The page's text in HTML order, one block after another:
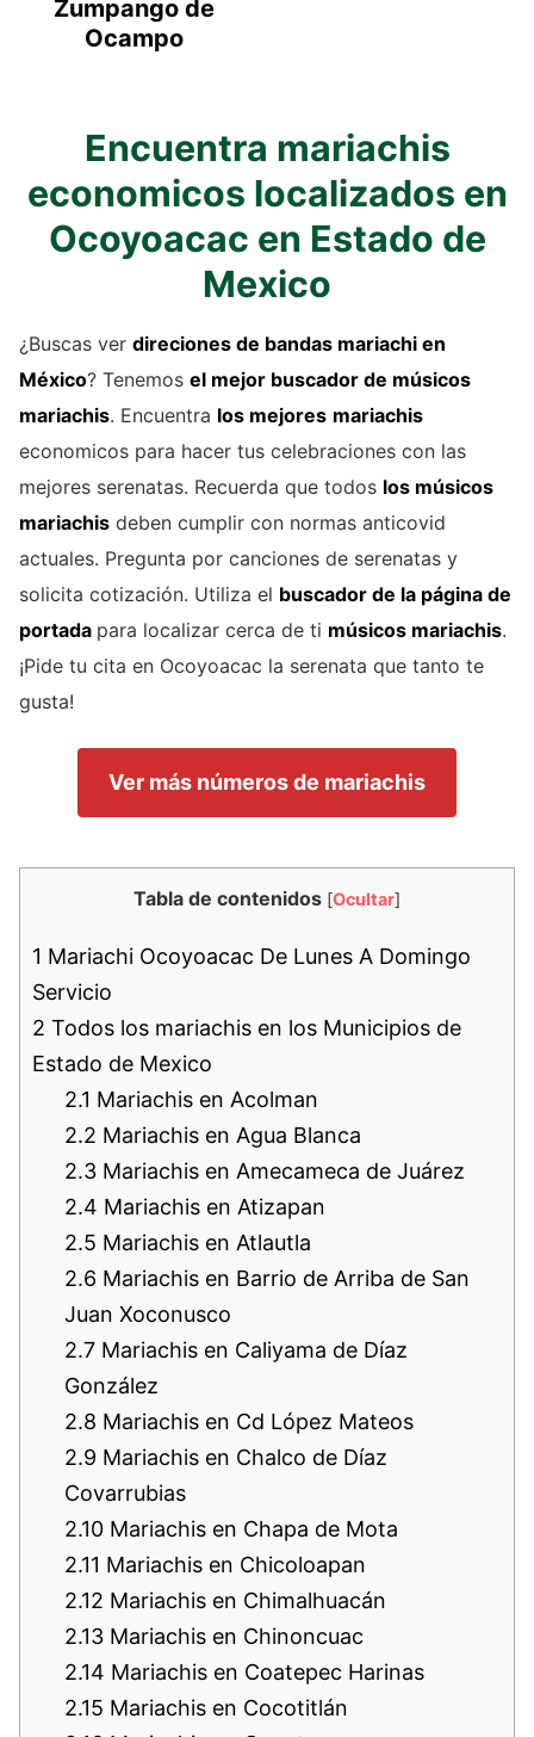
Zumpango de
Ocampo
Encuentra mariachis
economicos localizados en
Ocoyoacac en Estado de
Mexico
¿Buscas ver direciones de bandas mariachi en
México? Tenemos el mejor buscador de músicos
mariachis. Encuentra los mejores mariachis
economicos para hacer tus celebraciones con las
mejores serenatas. Recuerda que todos los músicos
mariachis deben cumplir con normas anticovid
actuales. Pregunta por canciones de serenatas y
solicita cotización. Utiliza el buscador de la página de
portada para localizar cerca de ti músicos mariachis.
¡Pide tu cita en Ocoyoacac la serenata que tanto te
gusta!
Ver más números de mariachis
Tabla de contenidos [Ocultar]
1 Mariachi Ocoyoacac De Lunes A Domingo
Servicio
2 Todos los mariachis en los Municipios de
Estado de Mexico
2.1 Mariachis en Acolman
2.2 Mariachis en Agua Blanca
2.3 Mariachis en Amecameca de Juárez
2.4 Mariachis en Atizapan
2.5 Mariachis en Atlautla
2.6 Mariachis en Barrio de Arriba de San
Juan Xoconusco
2.7 Mariachis en Caliyama de Díaz
González
2.8 Mariachis en Cd López Mateos
2.9 Mariachis en Chalco de Díaz
Covarrubias
2.10 Mariachis en Chapa de Mota
2.11 Mariachis en Chicoloapan
2.12 Mariachis en Chimalhuacán
2.13 Mariachis en Chinoncuac
2.14 Mariachis en Coatepec Harinas
2.15 Mariachis en Cocotitlán